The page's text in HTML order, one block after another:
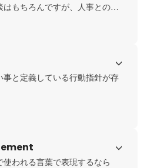
もちろんですが、人事との個
ンの機会も多い会社です。コ
研修も実施しているため、先
か、忖度せずに、自分の意見
と定義している行動指針が存
われる言葉で表現するなら